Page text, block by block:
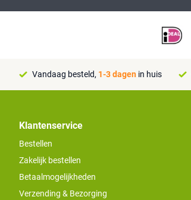
Vandaag besteld, 1-3 dagen in huis
Klantenservice
Bestellen
Zakelijk bestellen
Betaalmogelijkheden
Verzending & Bezorging